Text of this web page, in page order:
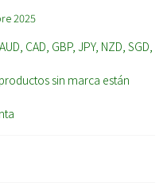
2025
CAD, GBP, JPY, NZD, SGD,
sin marca están